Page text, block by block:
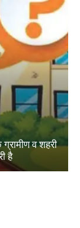
व शहरी
है